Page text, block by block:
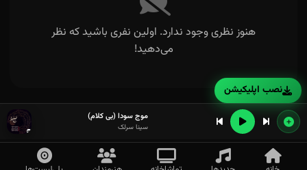
هنوز نظری وجود ندارد. اولین نفری باشید که نظر
می‌دهید!
موج سودا (بی کلام)
سینا سرلک
نصب اپلیکیشن